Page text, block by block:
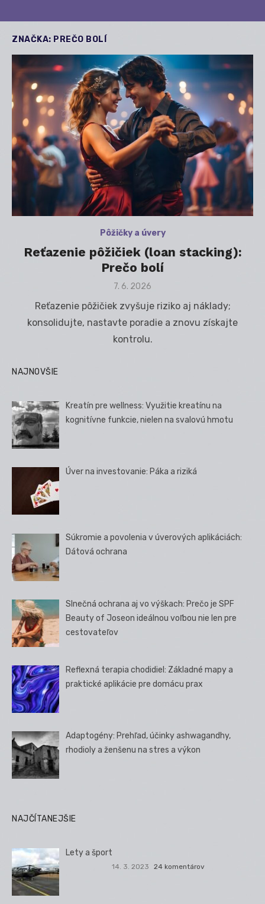
ZNAČKA: PREČO BOLÍ
Pôžičky a úvery
Reťazenie pôžičiek (loan stacking):
Prečo bolí
Posted
7. 6. 2026
Reťazenie pôžičiek zvyšuje riziko aj náklady;
konsolidujte, nastavte poradie a znovu získajte
kontrolu.
NAJNOVŠIE
Kreatín pre wellness: Využitie kreatínu na
kognitívne funkcie, nielen na svalovú hmotu
Úver na investovanie: Páka a riziká
Súkromie a povolenia v úverových aplikáciách:
Dátová ochrana
Slnečná ochrana aj vo výškach: Prečo je SPF
Beauty of Joseon ideálnou voľbou nie len pre
cestovateľov
Reflexná terapia chodidiel: Základné mapy a
praktické aplikácie pre domácu prax
Adaptogény: Prehľad, účinky ashwagandhy,
rhodioly a ženšenu na stres a výkon
NAJČÍTANEJŠIE
Lety a šport
14. 3. 2023 24 komentárov